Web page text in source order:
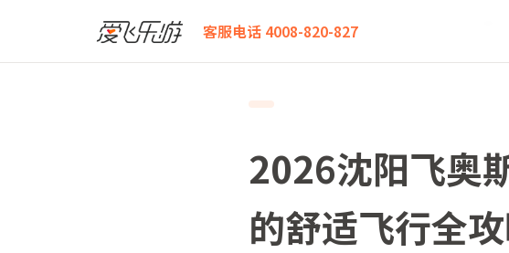
客服电话 4008-820-827
爱飞乐游 2026沈阳飞奥斯陆商务舱白皮书：北欧之旅的舒适飞行全攻略
2026沈阳飞奥
的舒适飞行全